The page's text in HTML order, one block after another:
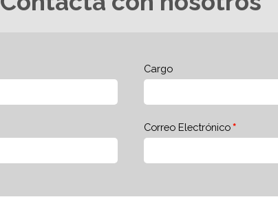
Cargo
Correo Electrónico